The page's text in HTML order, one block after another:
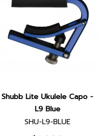
Shubb Lite Ukulele Capo -
L9 Blue
SHU-L9-BLUE